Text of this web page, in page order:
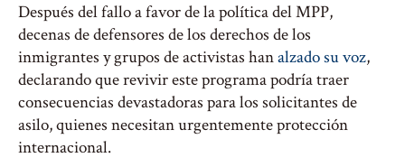
Después del fallo a favor de la política del MPP,
decenas de defensores de los derechos de los
inmigrantes y grupos de activistas hanalzado su voz,
declarando que revivir este programa podría traer
consecuencias devastadoras para los solicitantes de
asilo, quienes necesitan urgentemente protección
internacional.